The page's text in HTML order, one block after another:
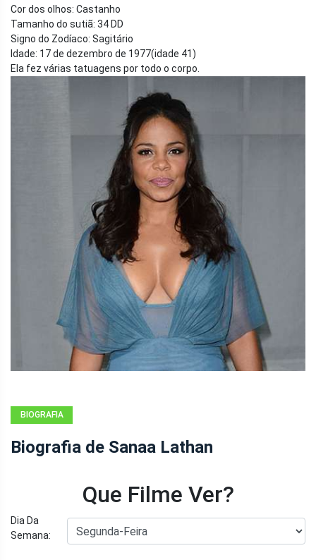
Cor dos olhos: Castanho
Tamanho do sutiã: 34 DD
Signo do Zodíaco: Sagitário
Idade: 17 de dezembro de 1977(idade 41)
Ela fez várias tatuagens por todo o corpo.
BIOGRAFIA
Biografia de Sanaa Lathan
Que Filme Ver?
Dia Da
Semana: